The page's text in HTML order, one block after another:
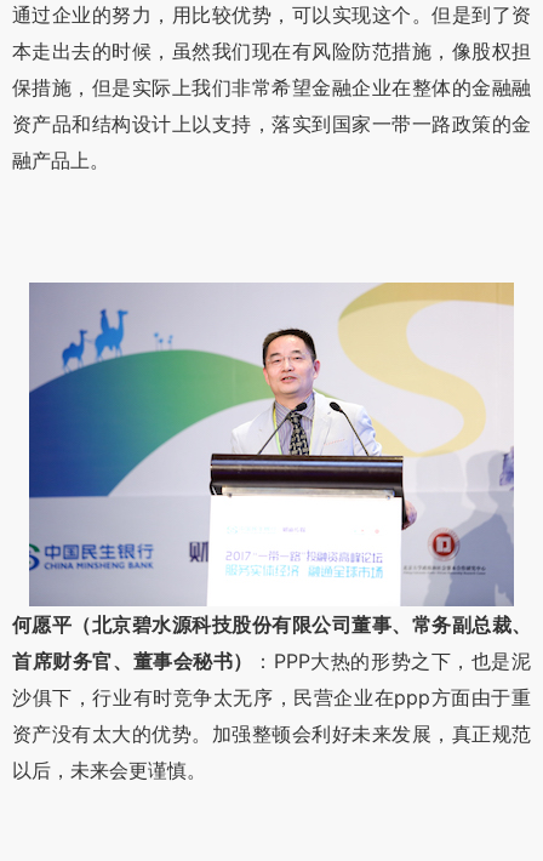
通过企业的努力，用比较优势，可以实现这个。但是到了资
本走出去的时候，虽然我们现在有风险防范措施，像股权担
保措施，但是实际上我们非常希望金融企业在整体的金融融
资产品和结构设计上以支持，落实到国家一带一路政策的金
融产品上。
何愿平（北京碧水源科技股份有限公司董事、常务副总裁、
首席财务官、董事会秘书）
：PPP大热的形势之下，也是泥
沙俱下，行业有时竞争太无序，民营企业在ppp方面由于重
资产没有太大的优势。加强整顿会利好未来发展，真正规范
以后，未来会更谨慎。